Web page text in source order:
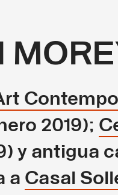
2019);
y antigua
a Casal